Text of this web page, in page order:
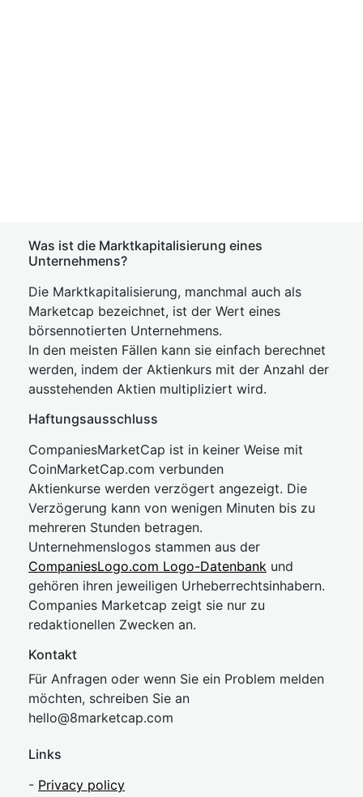
Was ist die Marktkapitalisierung eines
Unternehmens?
Die Marktkapitalisierung, manchmal auch als
Marketcap bezeichnet, ist der Wert eines
börsennotierten Unternehmens.
In den meisten Fällen kann sie einfach berechnet
werden, indem der Aktienkurs mit der Anzahl der
ausstehenden Aktien multipliziert wird.
Haftungsausschluss
CompaniesMarketCap ist in keiner Weise mit
CoinMarketCap.com verbunden
Aktienkurse werden verzögert angezeigt. Die
Verzögerung kann von wenigen Minuten bis zu
mehreren Stunden betragen.
Unternehmenslogos stammen aus der
CompaniesLogo.com Logo-Datenbank und
gehören ihren jeweiligen Urheberrechtsinhabern.
Companies Marketcap zeigt sie nur zu
redaktionellen Zwecken an.
Kontakt
Für Anfragen oder wenn Sie ein Problem melden
möchten, schreiben Sie an
hello@8marketcap.com
Links
- Privacy policy